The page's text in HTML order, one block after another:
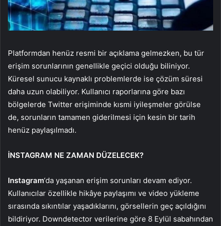
Platformdan henüz resmi bir açıklama gelmezken, bu tür
erişim sorunlarının genellikle geçici olduğu biliniyor.
Küresel sunucu kaynaklı problemlerde ise çözüm süresi
daha uzun olabiliyor. Kullanıcı raporlarına göre bazı
bölgelerde Twitter erişiminde kısmi iyileşmeler görülse
de, sorunların tamamen giderilmesi için kesin bir tarih
henüz paylaşılmadı.
İNSTAGRAM NE ZAMAN DÜZELECEK?
Instagram‘da yaşanan erişim sorunları devam ediyor.
Kullanıcılar özellikle hikâye paylaşımı ve video yükleme
sırasında sıkıntılar yaşadıklarını, görsellerin geç açıldığını
bildiriyor. Downdetector verilerine göre 8 Eylül sabahından